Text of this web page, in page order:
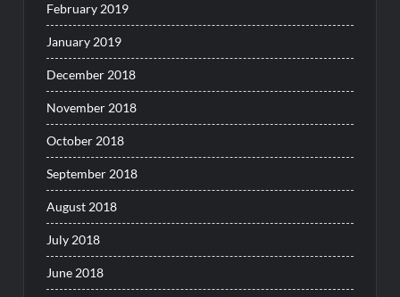
February 2019
January 2019
December 2018
November 2018
October 2018
September 2018
August 2018
July 2018
June 2018